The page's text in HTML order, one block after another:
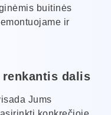
buitinės
ir
dalis
Jums